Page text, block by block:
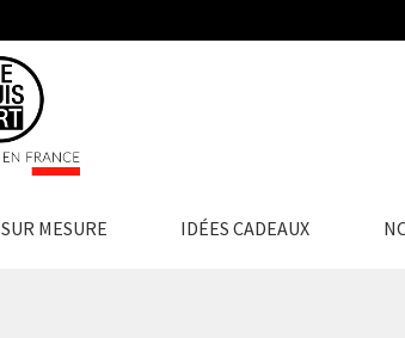
SUR MESURE IDÉES CADEAUX